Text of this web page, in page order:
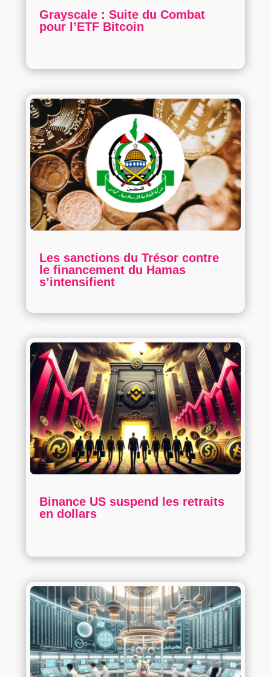
Grayscale : Suite du Combat
pour l’ETF Bitcoin
Les sanctions du Trésor contre
le financement du Hamas
s’intensifient
Binance US suspend les retraits
en dollars